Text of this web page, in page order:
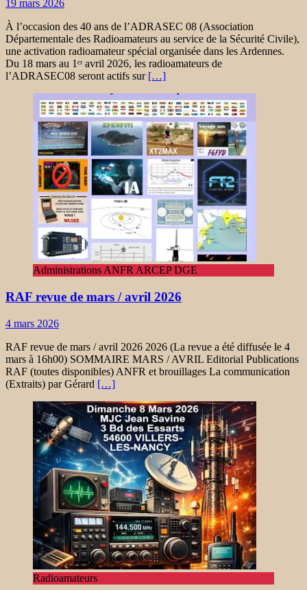
19 mars 2026
À l’occasion des 40 ans de l’ADRASEC 08 (Association
Départementale des Radioamateurs au service de la Sécurité Civile),
une activation radioamateur spécial organisée dans les Ardennes.
Du 18 mars au 1ᵉʳ avril 2026, les radioamateurs de
l’ADRASEC08 seront actifs sur […]
Administrations ANFR ARCEP DGE
RAF revue de mars / avril 2026
4 mars 2026
RAF revue de mars / avril 2026 2026 (La revue a été diffusée le 4
mars à 16h00) SOMMAIRE MARS / AVRIL Editorial Publications
RAF (toutes disponibles) ANFR et brouillages La communication
(Extraits) par Gérard […]
Radioamateurs